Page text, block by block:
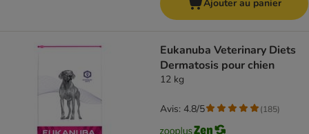
Ajouter au panier
Eukanuba Veterinary Diets
Dermatosis pour chien
12 kg
Avis: 4.8/5 (185)